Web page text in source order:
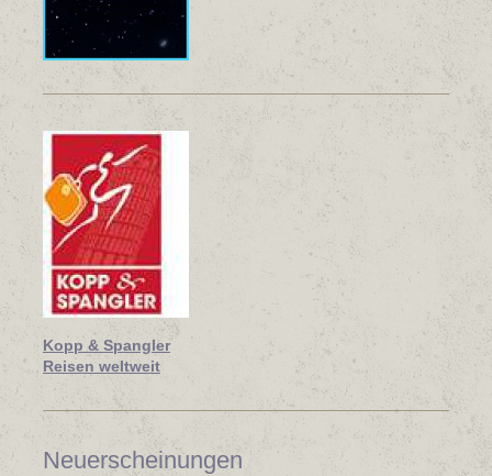
Kopp & Spangler
Reisen weltweit
Neuerscheinungen